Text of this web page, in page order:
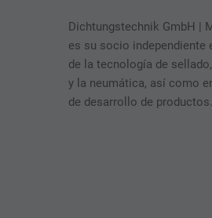
Dichtungstechnik GmbH |
es su socio independiente
de la tecnología de
y la neumática, así como
de desarrollo de productos.